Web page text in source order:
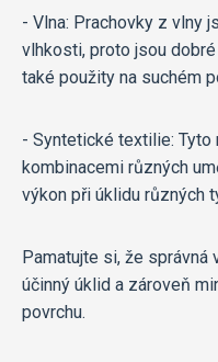
- Vlna: Prachovky z vlny
vlhkosti, proto jsou
také použity na suchém
- Syntetické textilie: Tyto
kombinacemi různých
výkon při úklidu různých
Pamatujte si, že
účinný úklid a zároveň
povrchu.